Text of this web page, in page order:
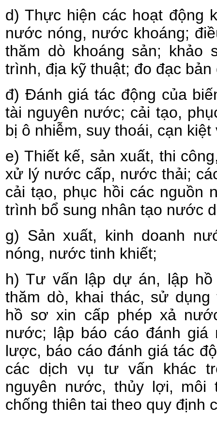
d) Thực hiện các hoạt động
nước nóng, nước khoáng;
thăm dò khoáng sản; khảo
trình, địa kỹ thuật; đo đạc
đ) Đánh giá tác động của
tài nguyên nước; cải tạo,
bị ô nhiễm, suy thoái, cạn
e) Thiết kế, sản xuất, thi
xử lý nước cấp, nước thải;
cải tạo, phục hồi các nguồn
trình bổ sung nhân tạo nước
g) Sản xuất, kinh doanh
nóng, nước tinh khiết;
h) Tư vấn lập dự án, lập
thăm dò, khai thác, sử
hồ sơ xin cấp phép xả
nước; lập báo cáo đánh giá
lược, báo cáo đánh giá tác
các dịch vụ tư vấn khác
nguyên nước, thủy lợi, môi
chống thiên tai theo quy định